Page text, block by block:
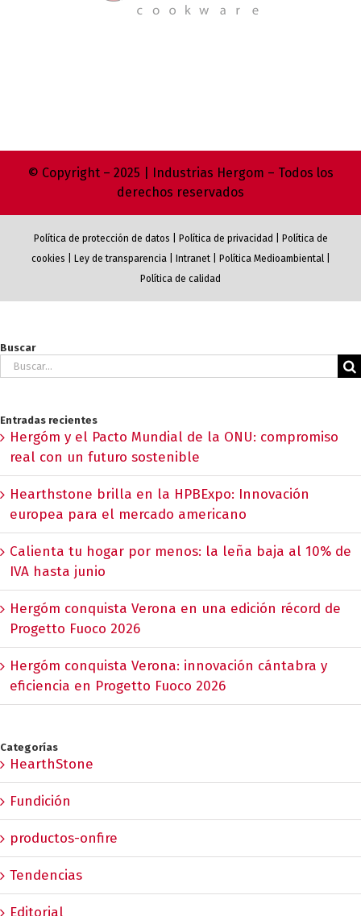
© Copyright – 2025 | Industrias Hergom – Todos los
derechos reservados
Política de protección de datos Política de privacidad
Política de
cookies
Ley de transparencia| Intranet| Política Medioambiental|
Política de calidad
Buscar
Buscar:
Entradas recientes
Hergóm y el Pacto Mundial de la ONU: compromiso
real con un futuro sostenible
Hearthstone brilla en la HPBExpo: Innovación
europea para el mercado americano
Calienta tu hogar por menos: la leña baja al 10% de
IVA hasta junio
Hergóm conquista Verona en una edición récord de
Progetto Fuoco 2026
Hergóm conquista Verona: innovación cántabra y
eficiencia en Progetto Fuoco 2026
Categorías
HearthStone
Fundición
productos-onfire
Tendencias
Editorial